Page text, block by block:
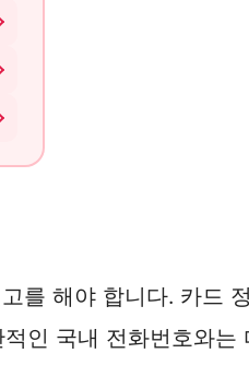
를 해야 합니다. 카드
인 국내 전화번호와는